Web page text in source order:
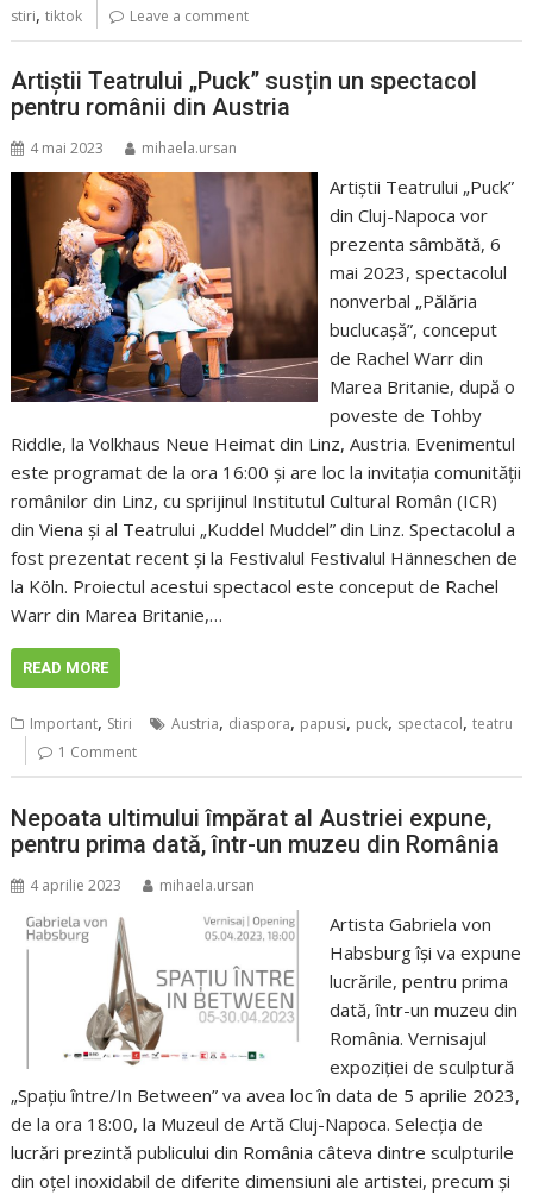
stiri,tiktok Leave a comment
Artiștii Teatrului „Puck” susțin un spectacol
pentru românii din Austria
4 mai 2023 mihaela.ursan
Artiștii Teatrului „Puck”
din Cluj-Napoca vor
prezenta sâmbătă, 6
mai 2023, spectacolul
nonverbal „Pălăria
buclucașă”, conceput
de Rachel Warr din
Marea Britanie, după o
poveste de Tohby
Riddle, la Volkhaus Neue Heimat din Linz, Austria. Evenimentul
este programat de la ora 16:00 și are loc la invitația comunității
românilor din Linz, cu sprijinul Institutul Cultural Român (ICR)
din Viena și al Teatrului „Kuddel Muddel” din Linz. Spectacolul a
fost prezentat recent și la Festivalul Festivalul Hänneschen de
la Köln. Proiectul acestui spectacol este conceput de Rachel
Warr din Marea Britanie,…
READ MORE
Important, Stiri Austria, diaspora, papusi, puck, spectacol,teatru
1 Comment
Nepoata ultimului împărat al Austriei expune,
pentru prima dată, într-un muzeu din România
4 aprilie 2023 mihaela.ursan
Artista Gabriela von
Habsburg își va expune
lucrările, pentru prima
dată, într-un muzeu din
România. Vernisajul
expoziției de sculptură
„Spațiu între/In Between” va avea loc în data de 5 aprilie 2023,
de la ora 18:00, la Muzeul de Artă Cluj-Napoca. Selecția de
lucrări prezintă publicului din România câteva dintre sculpturile
din oțel inoxidabil de diferite dimensiuni ale artistei, precum și